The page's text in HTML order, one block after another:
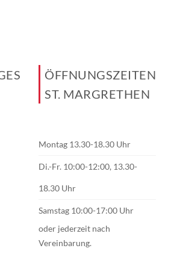
ÖFFNUNGSZEITEN
ST. MARGRETHEN
Montag 13.30-18.30 Uhr
Di.-Fr. 10:00-12:00, 13.30-
18.30 Uhr
Samstag 10:00-17:00 Uhr
oder jederzeit nach
Vereinbarung.